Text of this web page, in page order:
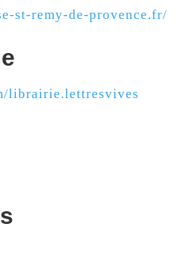
st-remy-de-provence.fr/
librairie.lettresvives